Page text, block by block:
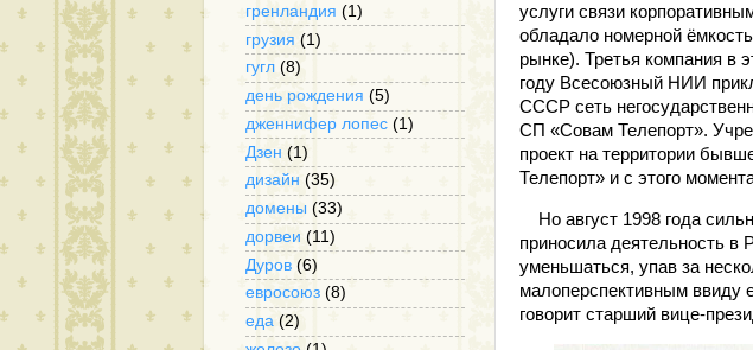
услуги связи
обладало номерной
рынке). Третья компания
году Всесоюзный НИИ
СССР сеть
СП «Совам Телепорт».
проект на территории
Телепорт» и с этого
Но август 1998 года
приносила деятельность в
уменьшаться, упав за
малоперспективным ввиду
говорит старший вице-
гренландия (1)
грузия (1)
гугл (8)
день рождения (5)
дженнифер лопес (1)
Дзен (1)
дизайн (35)
домены (33)
дорвеи (11)
Дуров (6)
евросоюз (8)
еда (2)